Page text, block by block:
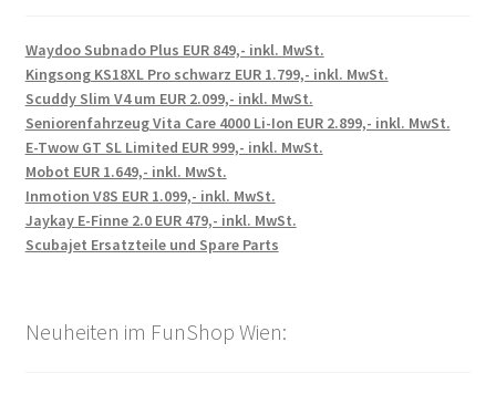
Waydoo Subnado Plus EUR 849,- inkl. MwSt.
Kingsong KS18XL Pro schwarz EUR 1.799,- inkl. MwSt.
Scuddy Slim V4 um EUR 2.099,- inkl. MwSt.
Seniorenfahrzeug Vita Care 4000 Li-Ion EUR 2.899,- inkl. MwSt.
E-Twow GT SL Limited EUR 999,- inkl. MwSt.
Mobot EUR 1.649,- inkl. MwSt.
Inmotion V8S EUR 1.099,- inkl. MwSt.
Jaykay E-Finne 2.0 EUR 479,- inkl. MwSt.
Scubajet Ersatzteile und Spare Parts
Neuheiten im FunShop Wien: